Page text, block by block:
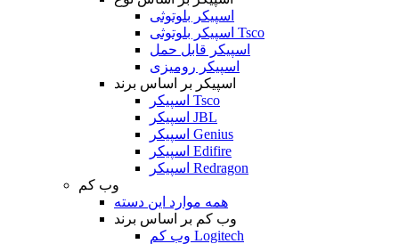
اسپیکر بلوتوثی
اسپیکر بلوتوثی Tsco
اسپیکر قابل حمل
اسپیکر رومیزی
اسپیکر بر اساس برند
اسپیکر Tsco
اسپیکر JBL
اسپیکر Genius
اسپیکر Edifire
اسپیکر Redragon
وب کم
همه موارد این دسته
وب کم بر اساس برند
وب کم Logitech